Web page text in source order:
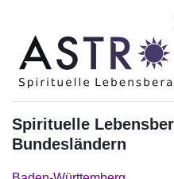
Spirituelle
Bundesländern